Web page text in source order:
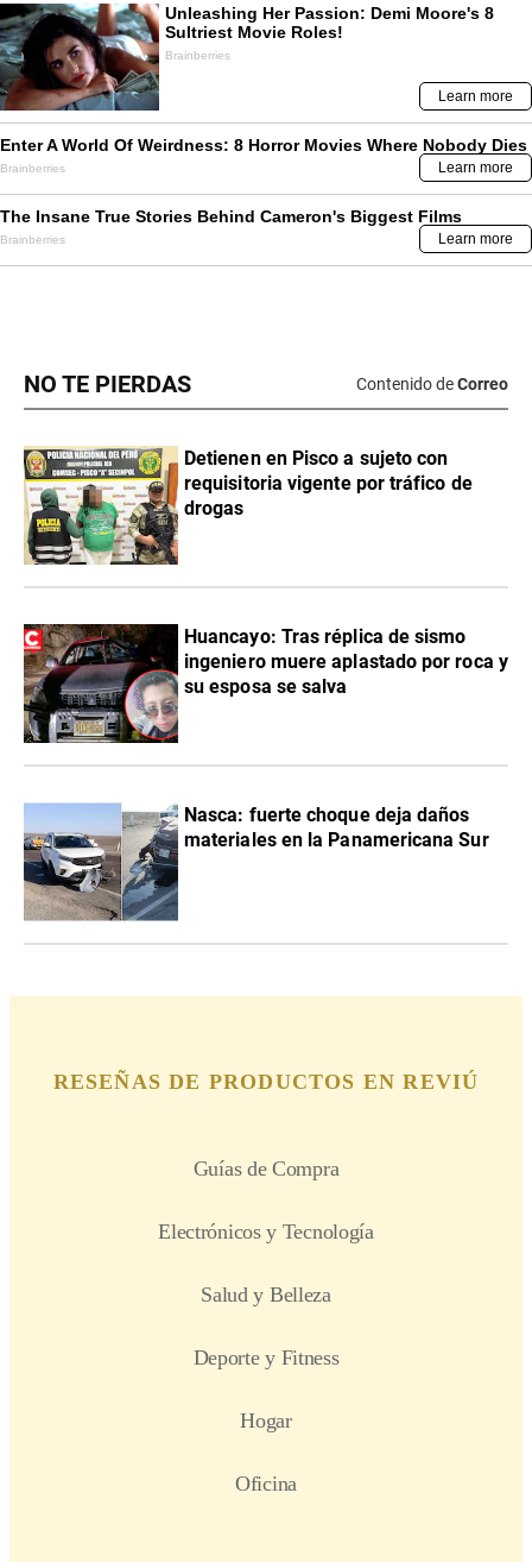
NO TE PIERDAS Contenido deCorreo
Detienen en Pisco a sujeto con
requisitoria vigente por tráfico de
drogas
Huancayo: Tras réplica de sismo
ingeniero muere aplastado por roca y
su esposa se salva
Nasca: fuerte choque deja daños
materiales en la Panamericana Sur